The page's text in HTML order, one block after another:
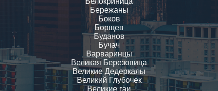
Бережаны
Боков
Борщев
Буданов
Бучач
Варваринцы
Великая Березовица
Великие Дедеркалы
Великий Глубочек
Великие гаи